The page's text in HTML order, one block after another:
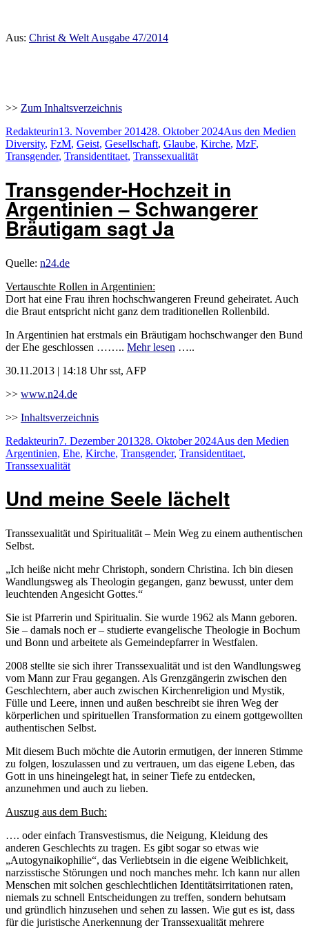
Aus: Christ & Welt Ausgabe 47/2014
>> Zum Inhaltsverzeichnis
Autor
RedakteurinVeröffentlicht
am
13. November 201428. Oktober 2024Kategorien
Aus den Medien
Diversity, FzM, Geist, Gesellschaft, Glaube, Kirche, MzF,
Transgender, Transidentitaet, Transsexualität
Transgender-Hochzeit in
Argentinien – Schwangerer
Bräutigam sagt Ja
Quelle: n24.de
Vertauschte Rollen in Argentinien:
Dort hat eine Frau ihren hochschwangeren Freund geheiratet. Auch
die Braut entspricht nicht ganz dem traditionellen Rollenbild.
In Argentinien hat erstmals ein Bräutigam hochschwanger den Bund
der Ehe geschlossen …….. Mehr lesen …..
30.11.2013 | 14:18 Uhr sst, AFP
>> www.n24.de
>> Inhaltsverzeichnis
Autor
RedakteurinVeröffentlicht
am
7. Dezember 201328. Oktober 2024Kategorien
Aus den Medien
Argentinien, Ehe, Kirche, Transgender, Transidentitaet,
Transsexualität
Und meine Seele lächelt
Transsexualität und Spiritualität – Mein Weg zu einem authentischen
Selbst.
„Ich heiße nicht mehr Christoph, sondern Christina. Ich bin diesen
Wandlungsweg als Theologin gegangen, ganz bewusst, unter dem
leuchtenden Angesicht Gottes.“
Sie ist Pfarrerin und Spiritualin. Sie wurde 1962 als Mann geboren.
Sie – damals noch er – studierte evangelische Theologie in Bochum
und Bonn und arbeitete als Gemeindepfarrer in Westfalen.
2008 stellte sie sich ihrer Transsexualität und ist den Wandlungsweg
vom Mann zur Frau gegangen. Als Grenzgängerin zwischen den
Geschlechtern, aber auch zwischen Kirchenreligion und Mystik,
Fülle und Leere, innen und außen beschreibt sie ihren Weg der
körperlichen und spirituellen Transformation zu einem gottgewollten
authentischen Selbst.
Mit diesem Buch möchte die Autorin ermutigen, der inneren Stimme
zu folgen, loszulassen und zu vertrauen, um das eigene Leben, das
Gott in uns hineingelegt hat, in seiner Tiefe zu entdecken,
anzunehmen und auch zu lieben.
Auszug aus dem Buch:
…. oder einfach Transvestismus, die Neigung, Kleidung des
anderen Geschlechts zu tragen. Es gibt sogar so etwas wie
„Autogynaikophilie“, das Verliebtsein in die eigene Weiblichkeit,
narzisstische Störungen und noch manches mehr. Ich kann nur allen
Menschen mit solchen geschlechtlichen Identitätsirritationen raten,
niemals zu schnell Entscheidungen zu treffen, sondern behutsam
und gründlich hinzusehen und sehen zu lassen. Wie gut es ist, dass
für die juristische Anerkennung der Transsexualität mehrere